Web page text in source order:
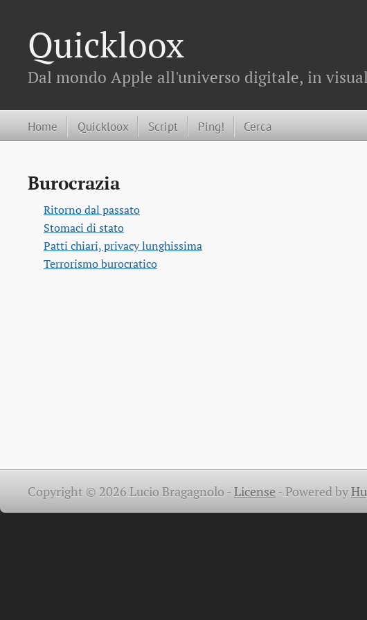
Quickloox
Dal mondo Apple all'universo digitale, in
Home Quickloox Script Ping! Cerca
Burocrazia
Ritorno dal passato
Stomaci di stato
Patti chiari, privacy lunghissima
Terrorismo burocratico
Copyright © 2026 Lucio Bragagnolo -License -Powered by